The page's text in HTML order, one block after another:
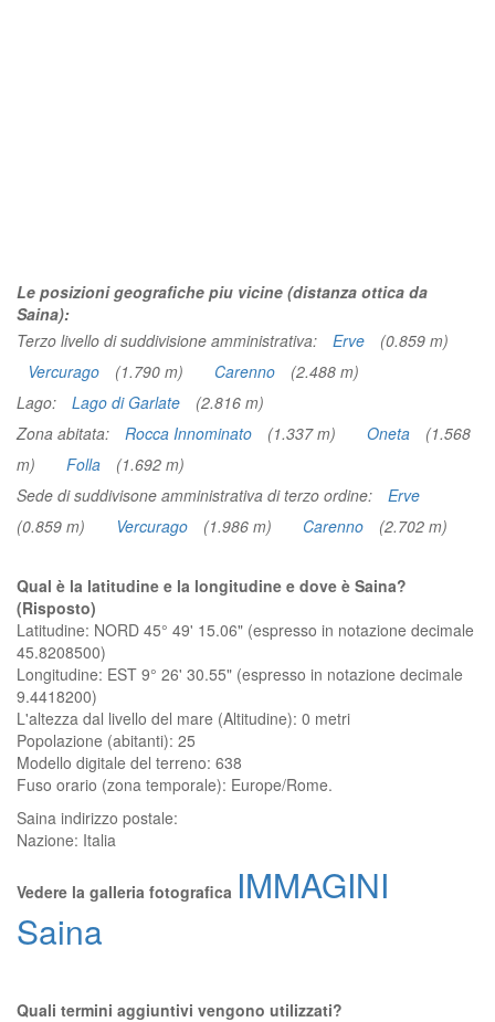
Le posizioni geografiche piu vicine (distanza ottica da
Saina):
Terzo livello di suddivisione amministrativa:
Erve
(0.859 m)
Vercurago
(1.790 m) Carenno
(2.488 m)
Lago:
Lago di Garlate
(2.816 m)
Zona abitata:
Rocca Innominato (1.337 m) Oneta
(1.568
m)
Folla
(1.692 m)
Sede di suddivisone amministrativa di terzo ordine:
Erve
(0.859 m)
Vercurago (1.986 m) Carenno (2.702 m)
Qual è la latitudine e la longitudine e dove è Saina?
(Risposto)
Latitudine: NORD 45° 49' 15.06" (espresso in notazione decimale
45.8208500)
Longitudine: EST 9° 26' 30.55" (espresso in notazione decimale
9.4418200)
L'altezza dal livello del mare (Altitudine): 0 metri
Popolazione (abitanti): 25
Modello digitale del terreno: 638
Fuso orario (zona temporale): Europe/Rome.
Saina indirizzo postale:
Nazione: Italia
Vedere la galleria fotografica IMMAGINI
Saina
Quali termini aggiuntivi vengono utilizzati?